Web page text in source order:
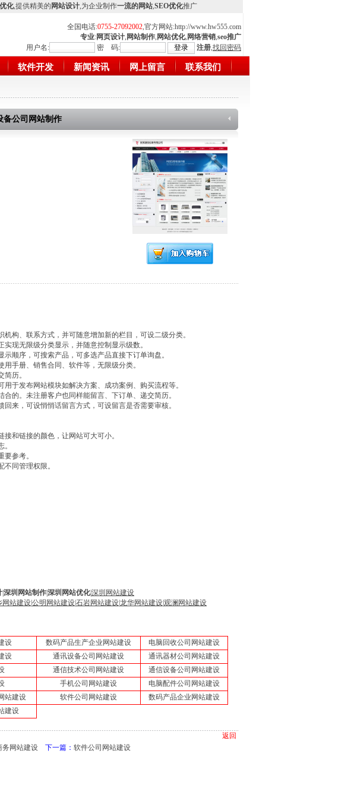
化,提供精美的 网站设计,为企业制作一流的网站,SEO优化推广
全国电话:0755-27092002,官方网站:http://www.hw555.com
专业:网页设计, 网站制作, 网站优化, 网络营销,seo推广
用户名:
密 码: 注册,找回密码
软件开发 新闻资讯 网上留言 联系我们
备公司网站制作
构、联系方式，并可随意增加新的栏目，可设二级分类。
现无限级分类显示，并随意控制显示级数。
顺序，可搜索产品，可多选产品直接下订单询盘。
手册、销售合同、软件等，无限级分类。
历。
于发布网站模块如解决方案、成功案例、购买流程等。
的。未注册客户也同样能留言、下订单、递交简历。
来，可设悄悄话留言方式，可设留言是否需要审核。
和链接的颜色，让网站可大可小。
参考。
同管理权限。
深圳网站制作深圳网站优化|深圳网站建设
网站建设公明网站建设石岩网站建设龙华网站建设观澜网站建设
设 数码产品生产企业网站建设
电脑回收公司网站建设
设 通讯设备公司网站建设
通讯器材公司网站建设
通信技术公司网站建设
通信设备公司网站建设
手机公司网站建设
电脑配件公司网站建设
站建设 软件公司网站建设
数码产品企业网站建设
建设
返回
务网站建设 下一篇： 软件公司网站建设